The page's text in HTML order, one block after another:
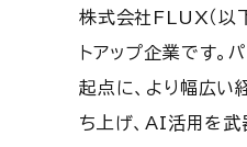
株式会社FLUX（以
トアップ企業です
起点に、より幅広
ち上げ、AI活用を